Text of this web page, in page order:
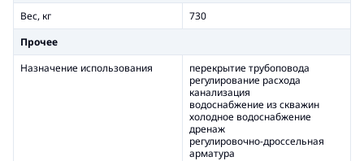
Вес, кг
730
Прочее
Назначение использования
перекрытие трубоповода
регулирование расхода
канализация
водоснабжение из скважин
холодное водоснабжение
дренаж
регулировочно-дроссельная
арматура